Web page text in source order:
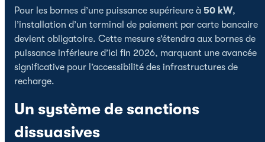
Pour les bornes d’une puissance supérieure à 50 kW,
l’installation d’un terminal de paiement par carte bancaire
devient obligatoire. Cette mesure s’étendra aux bornes de
puissance inférieure d’ici fin 2026, marquant une avancée
significative pour l’accessibilité des infrastructures de
recharge.
Un système de sanctions
dissuasives